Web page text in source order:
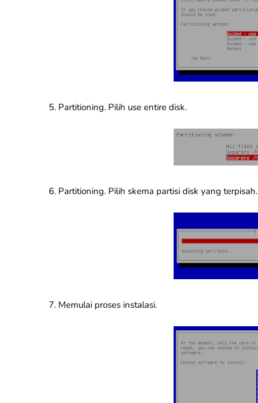
5. Partitioning. Pilih use entire disk.
6. Partitioning. Pilih skema partisi disk yang terpisah.
7. Memulai proses instalasi.